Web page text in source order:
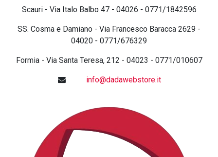
Scauri - Via Italo Balbo 47 - 04026 - 0771/1842596
SS. Cosma e Damiano - Via Francesco Baracca 2629 -
04020 - 0771/676329
Formia - Via Santa Teresa, 212 - 04023 - 0771/010607
info@dadawebstore.it